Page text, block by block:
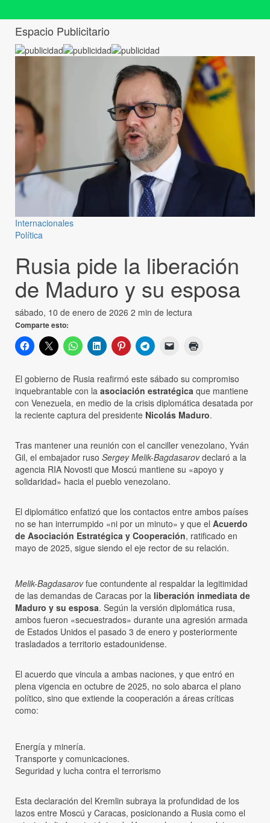
Espacio Publicitario
Internacionales
Política
Rusia pide la liberación
de Maduro y su esposa
sábado, 10 de enero de 2026 2 min de lectura
Comparte esto:
El gobierno de Rusia reafirmó este sábado su compromiso
inquebrantable con la asociación estratégica que mantiene
con Venezuela, en medio de la crisis diplomática desatada por
la reciente captura del presidente Nicolás Maduro.
Tras mantener una reunión con el canciller venezolano, Yván
Gil, el embajador ruso Sergey Melik-Bagdasarovdeclaró a la
agencia RIA Novosti que Moscú mantiene su «apoyo y
solidaridad» hacia el pueblo venezolano.
El diplomático enfatizó que los contactos entre ambos países
no se han interrumpido «ni por un minuto» y que el Acuerdo
de Asociación Estratégica y Cooperación, ratificado en
mayo de 2025, sigue siendo el eje rector de su relación.
Melik-Bagdasarovfue contundente al respaldar la legitimidad
de las demandas de Caracas por la liberación inmediata de
Maduro y su esposa. Según la versión diplomática rusa,
ambos fueron «secuestrados» durante una agresión armada
de Estados Unidos el pasado 3 de enero y posteriormente
trasladados a territorio estadounidense.
El acuerdo que vincula a ambas naciones, y que entró en
plena vigencia en octubre de 2025, no solo abarca el plano
político, sino que extiende la cooperación a áreas críticas
como:
Energía y minería.
Transporte y comunicaciones.
Seguridad y lucha contra el terrorismo
Esta declaración del Kremlin subraya la profundidad de los
lazos entre Moscú y Caracas, posicionando a Rusia como el